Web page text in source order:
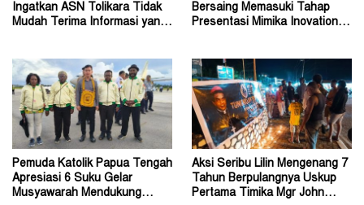
Ingatkan ASN Tolikara Tidak
Mudah Terima Informasi yang
Bersaing Memasuki Tahap
Presentasi Mimika Inovation
Pemuda Katolik Papua Tengah
Apresiasi 6 Suku Gelar
Musyawarah Mendukung
Aksi Seribu Lilin Mengenang 7
Tahun Berpulangnya Uskup
Pertama Timika Mgr John